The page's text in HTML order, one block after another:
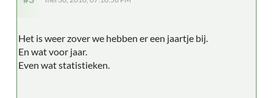
Het is weer zover we hebben er een jaartje bij.
En wat voor jaar.
Even wat statistieken.